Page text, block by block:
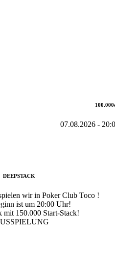
07.08.2026 -
DEEPSTACK
wir in Poker Club Toco !
ist um 20:00 Uhr!
mit 150.000 Start-Stack!